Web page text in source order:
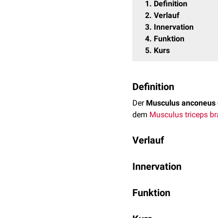
1
Definition
2 Verlauf
3 Innervation
4 Funktion
5 Kurs
Definition
Der Musculus anconeus
dem Musculus triceps
Verlauf
entspringen zusätzlich
posterioren
Innervation
Funktion